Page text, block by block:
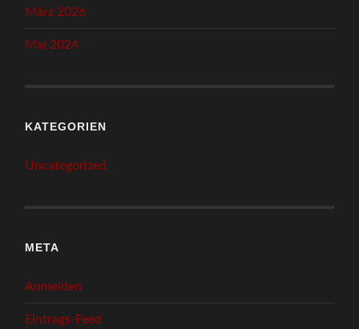
März 2026
Mai 2024
KATEGORIEN
Uncategorized
META
Anmelden
Eintrags-Feed